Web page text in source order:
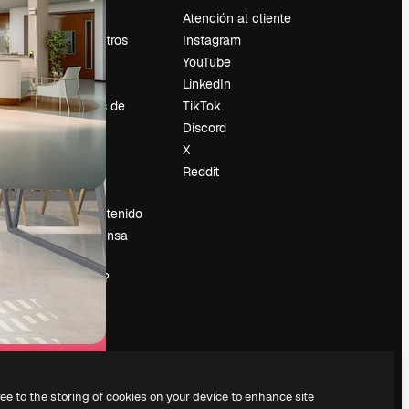
Precios
Sobre nosotros
Reviews
Empleo
Tendencias de
búsqueda
Blog
Slidesgo
Vender contenido
Sala de prensa
¿Buscas
magnific.ai?
Atención al cliente
Instagram
YouTube
LinkedIn
TikTok
Discord
X
Reddit
to the storing of cookies on your device to enhance site